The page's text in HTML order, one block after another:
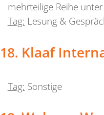
mehrteilige Reihe
Tag: Lesung &
Klaaf
Tag: Sonstige